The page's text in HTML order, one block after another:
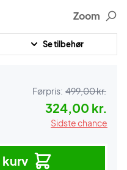
Zoom
Se tilbehør
Førpris: 499,00 kr.
324,00 kr.
Sidste chance